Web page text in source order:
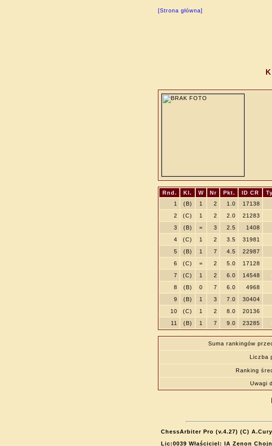
[Strona główna]
Rnd. Kl. W Nr Pkt. ID CR
1
(B) 1 2 1.0 17138
2
(C) 1 2 2.0 21283
3
(B) = 3 2.5 1408
4
(C) 1 2 3.5 31981
5
(B) 1 7 4.5 22987
6
(C) = 2 5.0 17128
7
(C) 1 2 6.0 14548
8
(B) 0 7 6.0 4968
9
(B) 1 3 7.0 30404
10
(C) 1 2 8.0 20136
11
(B) 1 7 9.0 23285
Suma rankingów
Liczba
Ranking
Uwagi
ChessArbiter Pro (v.4.27) (C)
Lic:0039 Właściciel: IA Zenon